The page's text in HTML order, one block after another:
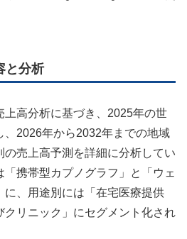
と分析
上高分析に基づき、2025年の世
、2026年から2032年までの地域
の売上高予測を詳細に分析してい
「携帯型カプノグラフ」と「ウェ
に、用途別には「在宅医療提供
クリニック」にセグメント化され